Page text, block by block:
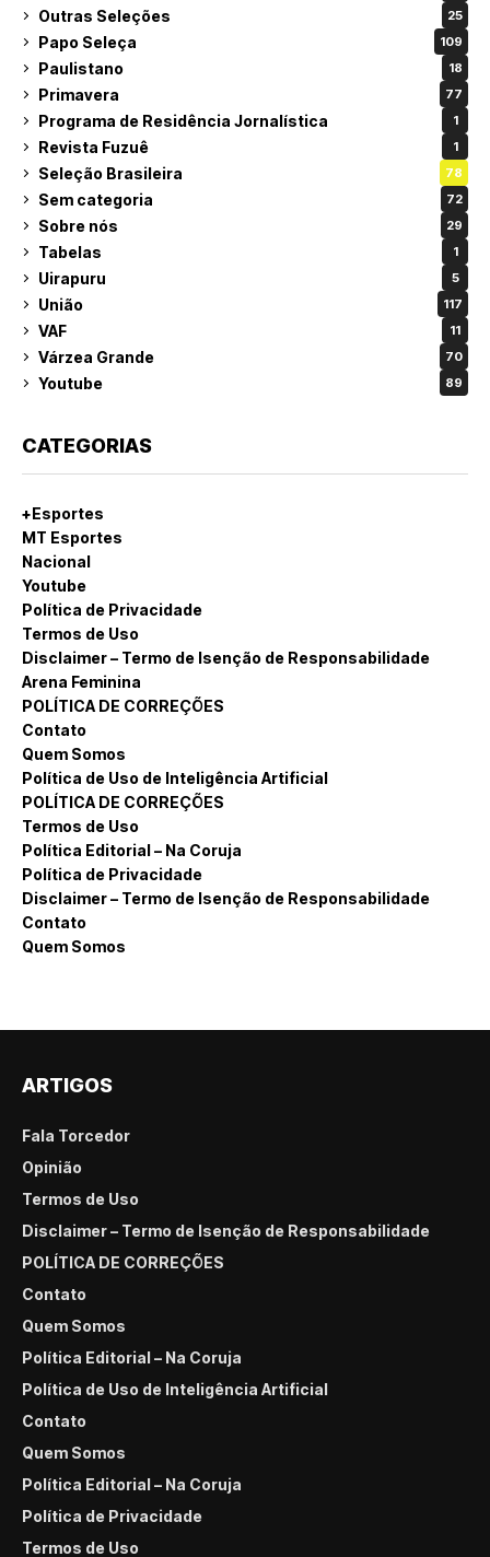
Outras Seleções 25
Papo Seleça 109
Paulistano 18
Primavera 77
Programa de Residência Jornalística 1
Revista Fuzuê 1
Seleção Brasileira 78
Sem categoria 72
Sobre nós 29
Tabelas 1
Uirapuru 5
União 117
VAF 11
Várzea Grande 70
Youtube 89
CATEGORIAS
+Esportes
MT Esportes
Nacional
Youtube
Política de Privacidade
Termos de Uso
Disclaimer – Termo de Isenção de Responsabilidade
Arena Feminina
POLÍTICA DE CORREÇÕES
Contato
Quem Somos
Política de Uso de Inteligência Artificial
POLÍTICA DE CORREÇÕES
Termos de Uso
Política Editorial – Na Coruja
Política de Privacidade
Disclaimer – Termo de Isenção de Responsabilidade
Contato
Quem Somos
ARTIGOS
Fala Torcedor
Opinião
Termos de Uso
Disclaimer – Termo de Isenção de Responsabilidade
POLÍTICA DE CORREÇÕES
Contato
Quem Somos
Política Editorial – Na Coruja
Política de Uso de Inteligência Artificial
Contato
Quem Somos
Política Editorial – Na Coruja
Política de Privacidade
Termos de Uso